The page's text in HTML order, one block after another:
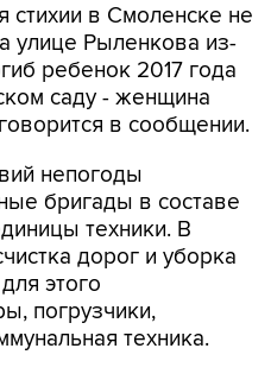
в Смоленске не
улице Рыленкова из-
ребенок 2017 года
саду - женщина
в сообщении.
непогоды
бригады в составе
техники. В
дорог и уборка
этого
погрузчики,
техника.